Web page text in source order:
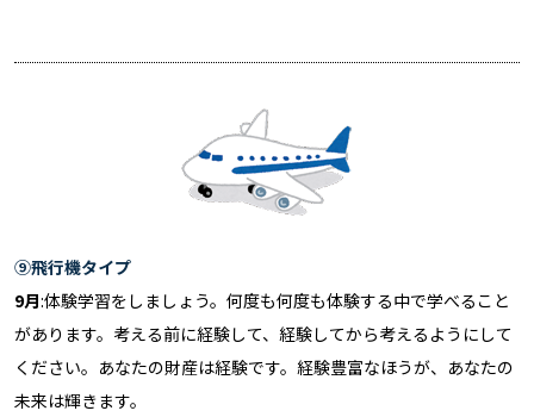
⑨飛行機タイプ
9月:体験学習をしましょう。何度も何度も体験する中で学べること
があります。考える前に経験して、経験してから考えるようにして
ください。あなたの財産は経験です。経験豊富なほうが、あなたの
未来は輝きます。